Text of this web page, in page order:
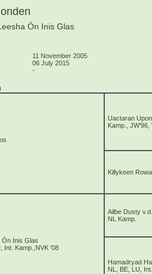
Ón Inis Glas
11 November 2005
06 July 2015
-
Uactaran
Kamp., JW'96,
Killykeen
Ón Inis Glas
Int. Kamp.,NVK '08
Ailbe Dusty
NL Kamp.
Hamadryad
NL, BE, LU,